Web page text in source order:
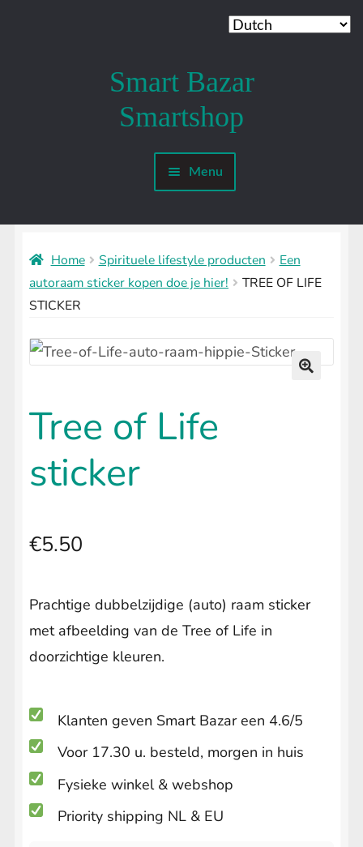
Smart Bazar
Smartshop
Menu
SMARTSHOP
Submenu
SHROOMSHOP
Submenu
uitvouwen
SHAMANSHOP
HEADSHOP
Submenu
uitvouwen
Home Spirituele lifestyle producten
Een
autoraam sticker kopen doe je hier!
TREE OF LIFE
STICKER
Tree of Life
sticker
€5.50
Prachtige dubbelzijdige (auto) raam sticker
met afbeelding van de Tree of Life in
doorzichtige kleuren.
Klanten geven Smart Bazar een 4.6/5
Voor 17.30 u. besteld, morgen in huis
Fysieke winkel & webshop
Priority shipping NL & EU